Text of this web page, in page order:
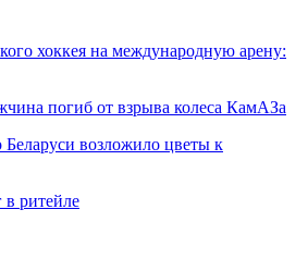
хоккея на международную арену:
погиб от взрыва колеса КамАЗа
возложило цветы к
ритейле